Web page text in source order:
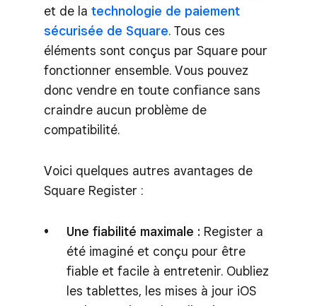
et de la technologie de paiement
sécurisée de Square. Tous ces
éléments sont conçus par Square pour
fonctionner ensemble. Vous pouvez
donc vendre en toute confiance sans
craindre aucun problème de
compatibilité.
Voici quelques autres avantages de
Square Register :
Une fiabilité maximale : Register a
été imaginé et conçu pour être
fiable et facile à entretenir. Oubliez
les tablettes, les mises à jour iOS